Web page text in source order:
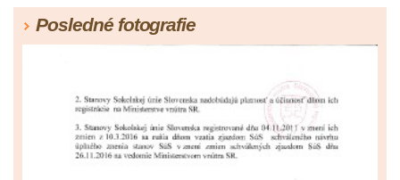
Posledné fotografie